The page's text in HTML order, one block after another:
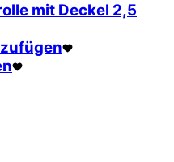
mit Deckel 2,5